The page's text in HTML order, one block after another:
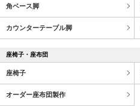
角ベース脚
カウンターテーブル脚
座椅子・座布団
座椅子
オーダー座布団製作